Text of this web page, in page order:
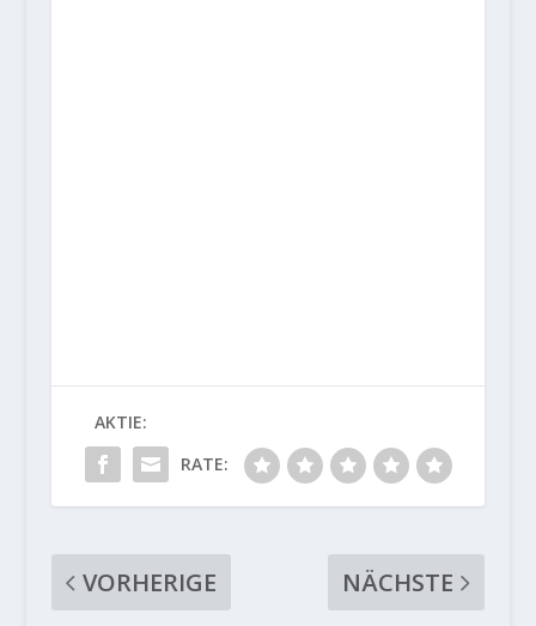
AKTIE:
RATE:
VORHERIGE
NÄCHSTE